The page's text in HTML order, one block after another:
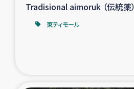
Tradisional aimoruk （伝統薬）
東ティモール